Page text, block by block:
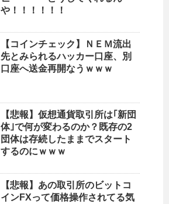
や！！！！！！
【コインチェック】ＮＥＭ流出
先とみられるハッカー口座、別
口座へ送金再開なうｗｗｗ
【悲報】仮想通貨取引所は｢新団
体｣で何が変わるのか？既存の2
団体は存続したままでスタート
するのにｗｗｗ
【悲報】あの取引所のビットコ
インFXって価格操作されてる気